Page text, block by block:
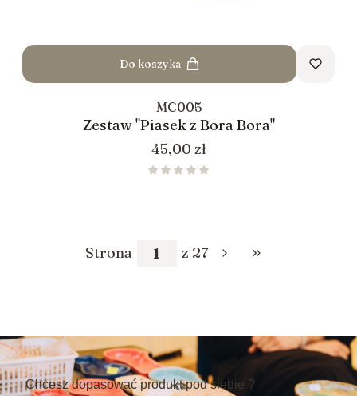
Do koszyka
MC005
Zestaw "Piasek z Bora Bora"
Cena
45,00 zł
Strona z 27 Przejdź do
Chcesz dopasować produkt pod siebie ?